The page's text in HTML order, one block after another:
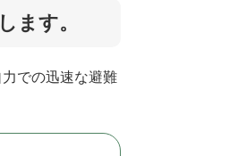
ます。
での迅速な避難